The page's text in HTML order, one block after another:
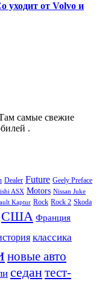
уходит от Volvo и
самые свежие
.
Dealer Future Geely Preface
ASX Motors Nissan Juke
Kaptur Rock Rock 2 Skoda
США Франция
классика
новые авто
седантест-